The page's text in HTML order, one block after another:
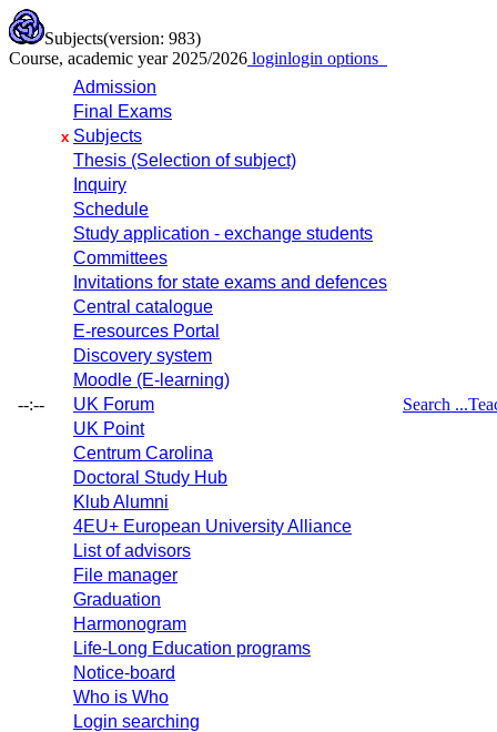
Subjects(version: 983)
Course, academic year 2025/2026 loginlogin options
--:--
Admission
Final Exams
x Subjects
Thesis (Selection of subject)
Inquiry
Schedule
Study application - exchange students
Committees
Invitations for state exams and defences
Central catalogue
E-resources Portal
Discovery system
Moodle (E-learning)
UK Forum
UK Point
Centrum Carolina
Doctoral Study Hub
Klub Alumni
4EU+ European University Alliance
List of advisors
File manager
Graduation
Harmonogram
Life-Long Education programs
Notice-board
Who is Who
Login searching
Search ...